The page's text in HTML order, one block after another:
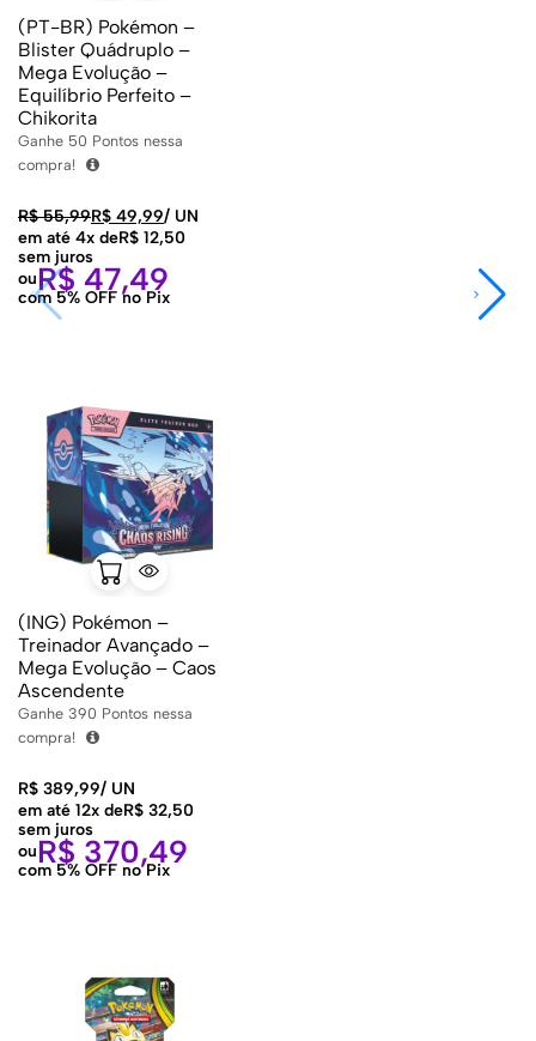
(PT-BR) Pokémon –
Blister Quádruplo –
Mega Evolução –
Equilíbrio Perfeito –
Chikorita
Ganhe 50 Pontos nessa
compra!
R$55,99R$ 49,99/ UN
em até 4x deR$ 12,50
sem juros
ouR$ 47,49
com 5% OFF no Pix
(ING) Pokémon –
Treinador Avançado –
Mega Evolução – Caos
Ascendente
Ganhe 390 Pontos nessa
compra!
R$ 389,99/ UN
em até 12x deR$ 32,50
sem juros
ouR$ 370,49
com 5% OFF no Pix